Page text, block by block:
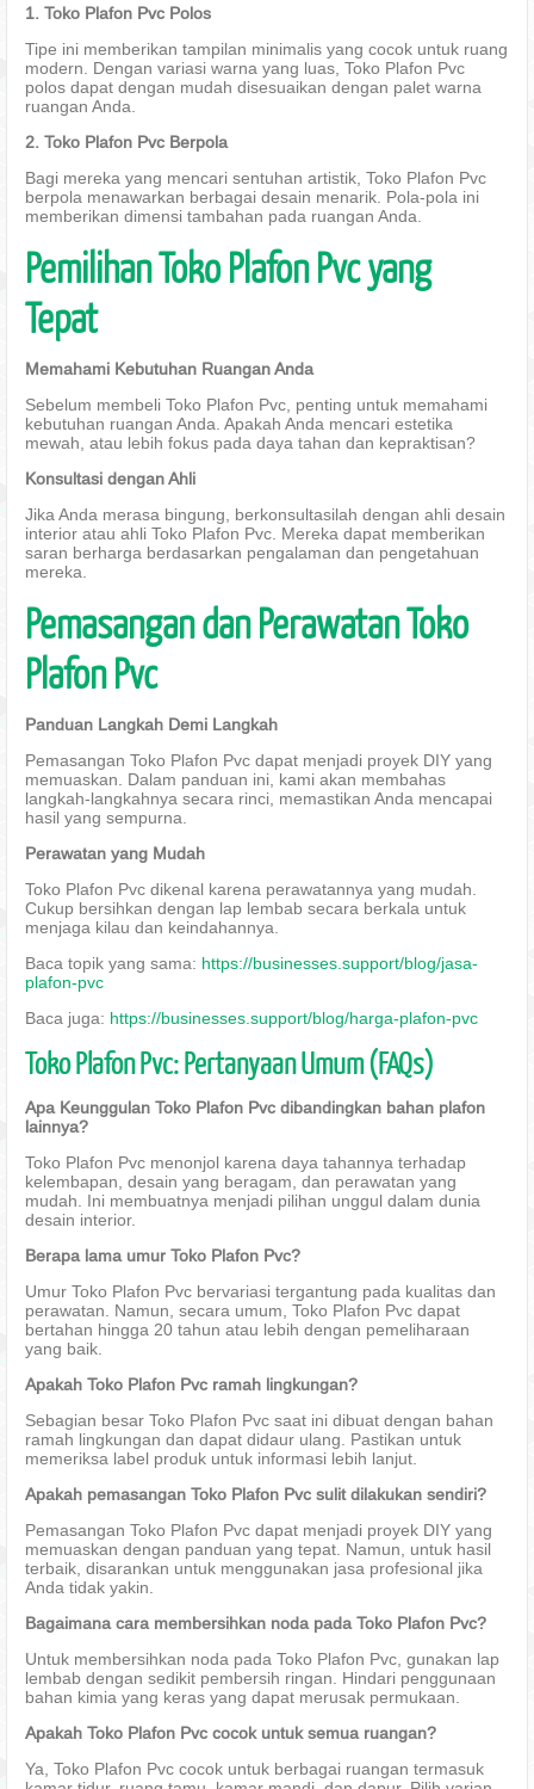
1. Toko Plafon Pvc Polos
Tipe ini memberikan tampilan minimalis yang cocok untuk ruang
modern. Dengan variasi warna yang luas, Toko Plafon Pvc
polos dapat dengan mudah disesuaikan dengan palet warna
ruangan Anda.
2. Toko Plafon Pvc Berpola
Bagi mereka yang mencari sentuhan artistik, Toko Plafon Pvc
berpola menawarkan berbagai desain menarik. Pola-pola ini
memberikan dimensi tambahan pada ruangan Anda.
Pemilihan Toko Plafon Pvc yang
Tepat
Memahami Kebutuhan Ruangan Anda
Sebelum membeli Toko Plafon Pvc, penting untuk memahami
kebutuhan ruangan Anda. Apakah Anda mencari estetika
mewah, atau lebih fokus pada daya tahan dan kepraktisan?
Konsultasi dengan Ahli
Jika Anda merasa bingung, berkonsultasilah dengan ahli desain
interior atau ahli Toko Plafon Pvc. Mereka dapat memberikan
saran berharga berdasarkan pengalaman dan pengetahuan
mereka.
Pemasangan dan Perawatan Toko
Plafon Pvc
Panduan Langkah Demi Langkah
Pemasangan Toko Plafon Pvc dapat menjadi proyek DIY yang
memuaskan. Dalam panduan ini, kami akan membahas
langkah-langkahnya secara rinci, memastikan Anda mencapai
hasil yang sempurna.
Perawatan yang Mudah
Toko Plafon Pvc dikenal karena perawatannya yang mudah.
Cukup bersihkan dengan lap lembab secara berkala untuk
menjaga kilau dan keindahannya.
Baca topik yang sama: https://businesses.support/blog/jasa-
plafon-pvc
Baca juga: https://businesses.support/blog/harga-plafon-pvc
Toko Plafon Pvc: Pertanyaan Umum (FAQs)
Apa Keunggulan Toko Plafon Pvc dibandingkan bahan plafon
lainnya?
Toko Plafon Pvc menonjol karena daya tahannya terhadap
kelembapan, desain yang beragam, dan perawatan yang
mudah. Ini membuatnya menjadi pilihan unggul dalam dunia
desain interior.
Berapa lama umur Toko Plafon Pvc?
Umur Toko Plafon Pvc bervariasi tergantung pada kualitas dan
perawatan. Namun, secara umum, Toko Plafon Pvc dapat
bertahan hingga 20 tahun atau lebih dengan pemeliharaan
yang baik.
Apakah Toko Plafon Pvc ramah lingkungan?
Sebagian besar Toko Plafon Pvc saat ini dibuat dengan bahan
ramah lingkungan dan dapat didaur ulang. Pastikan untuk
memeriksa label produk untuk informasi lebih lanjut.
Apakah pemasangan Toko Plafon Pvc sulit dilakukan sendiri?
Pemasangan Toko Plafon Pvc dapat menjadi proyek DIY yang
memuaskan dengan panduan yang tepat. Namun, untuk hasil
terbaik, disarankan untuk menggunakan jasa profesional jika
Anda tidak yakin.
Bagaimana cara membersihkan noda pada Toko Plafon Pvc?
Untuk membersihkan noda pada Toko Plafon Pvc, gunakan lap
lembab dengan sedikit pembersih ringan. Hindari penggunaan
bahan kimia yang keras yang dapat merusak permukaan.
Apakah Toko Plafon Pvc cocok untuk semua ruangan?
Ya, Toko Plafon Pvc cocok untuk berbagai ruangan termasuk